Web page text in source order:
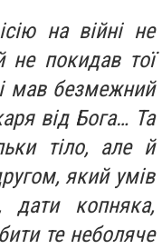
на війні не
покидав тої
мав безмежний
від Бога… Та
тіло, але й
який умів
дати копняка,
те неболяче